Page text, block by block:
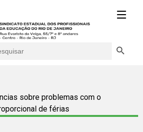
sobre problemas com o
de férias